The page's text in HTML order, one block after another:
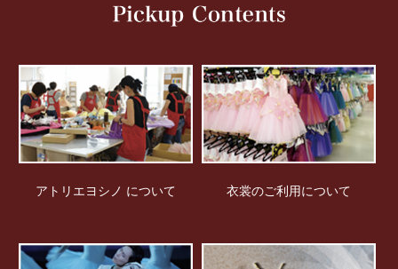
アトリエヨシノ について 衣裳のご利用について